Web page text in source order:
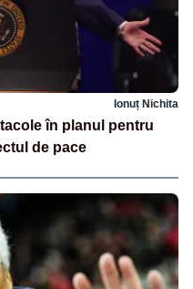
Ionuț Nichita
în planul pentru
de pace